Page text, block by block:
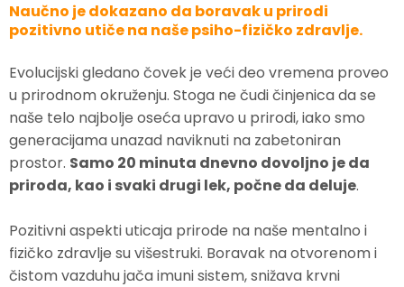
Naučno je dokazano da boravak u prirodi
pozitivno utiče na naše psiho-fizičko zdravlje.
Evolucijski gledano čovek je veći deo vremena proveo
u prirodnom okruženju. Stoga ne čudi činjenica da se
naše telo najbolje oseća upravo u prirodi, iako smo
generacijama unazad naviknuti na zabetoniran
prostor. Samo 20 minuta dnevno dovoljno je da
priroda, kao i svaki drugi lek, počne da deluje.
Pozitivni aspekti uticaja prirode na naše mentalno i
fizičko zdravlje su višestruki. Boravak na otvorenom i
čistom vazduhu jača imuni sistem, snižava krvni